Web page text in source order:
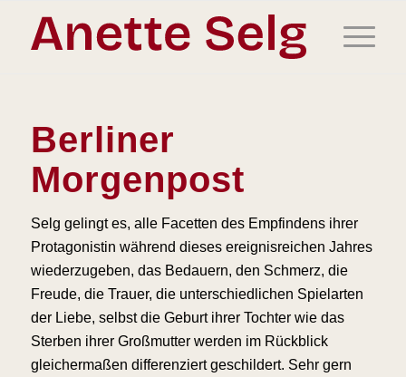
Berliner
Morgenpost
Selg gelingt es, alle Facetten des Emp­findens ihrer
Protagonistin während dieses ereignisreichen Jahres
wieder­zugeben, das Bedauern, den Schmerz, die
Freude, die Trauer, die unterschied­lichen Spielarten
der Liebe, selbst die Geburt ihrer Tochter wie das
Sterben ihrer Großmutter werden im Rück­blick
gleichermaßen differenziert ge­schildert. Sehr gern